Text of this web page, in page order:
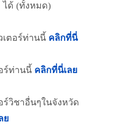
ได้ (ทั้งหมด)
เตอร์ท่านนี้ คลิกที่นี่
ร์ท่านนี้ คลิกที่นี่เลย
วิชาอื่นๆในจังหวัด
ย